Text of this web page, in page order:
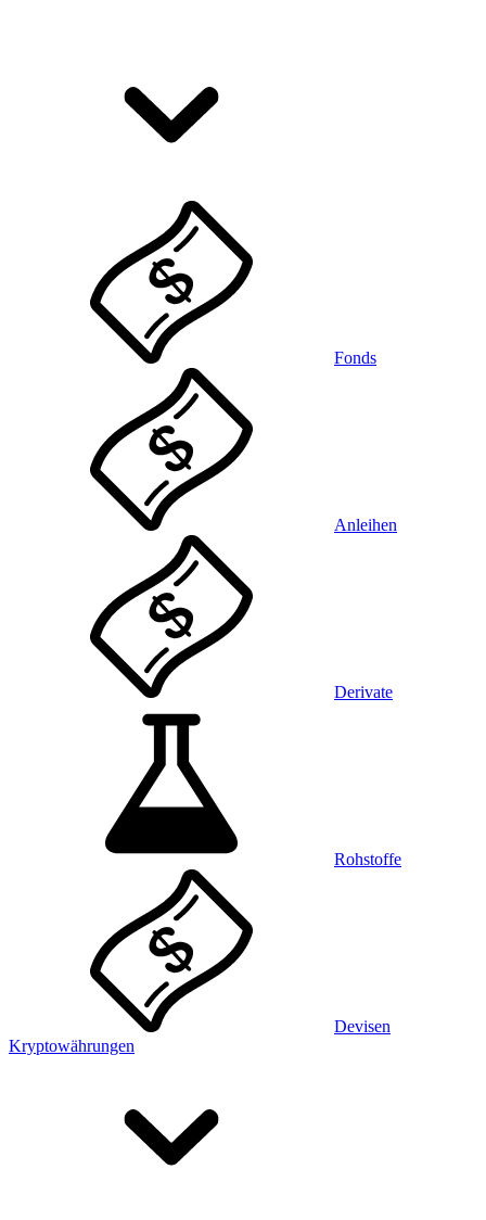
Fonds
Anleihen
Derivate
Rohstoffe
Devisen
Kryptowährungen